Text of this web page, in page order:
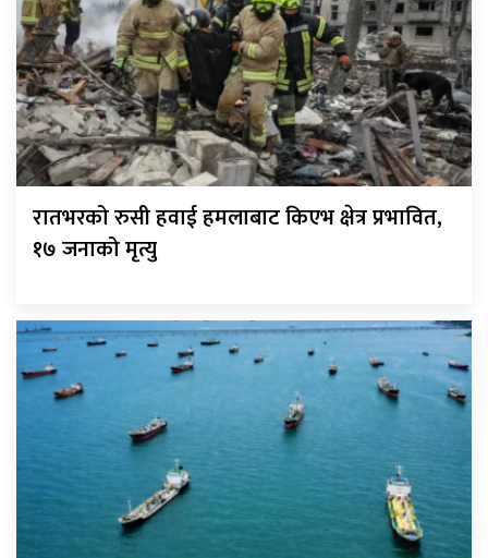
रातभरको रुसी हवाई हमलाबाट किएभ क्षेत्र प्रभावित,
१७ जनाको मृत्यु